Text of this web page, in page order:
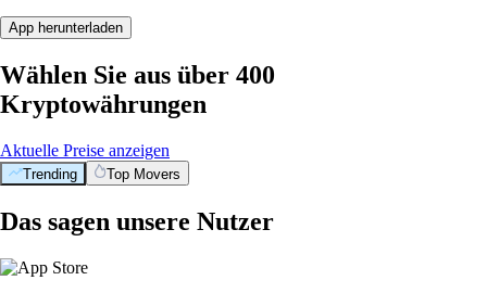
App herunterladen
Wählen Sie aus über 400
Kryptowährungen
Aktuelle Preise anzeigen
Trending Top Movers
Das sagen unsere Nutzer